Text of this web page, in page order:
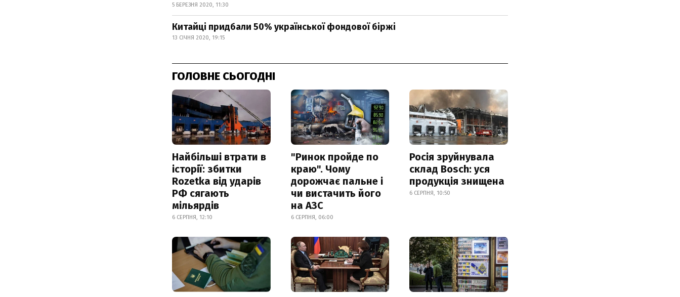
5 БЕРЕЗНЯ 2020, 11:30
Китайці придбали 50% української фондової біржі
13 СІЧНЯ 2020, 19:15
ГОЛОВНЕ СЬОГОДНІ
Найбільші втрати в
історії: збитки
Rozetka від ударів
РФ сягають
мільярдів
6 СЕРПНЯ, 12:10
"Ринок пройде по
краю". Чому
дорожчає пальне і
чи вистачить його
на АЗС
6 СЕРПНЯ, 06:00
Росія зруйнувала
склад Bosch: уся
продукція знищена
6 СЕРПНЯ, 10:50